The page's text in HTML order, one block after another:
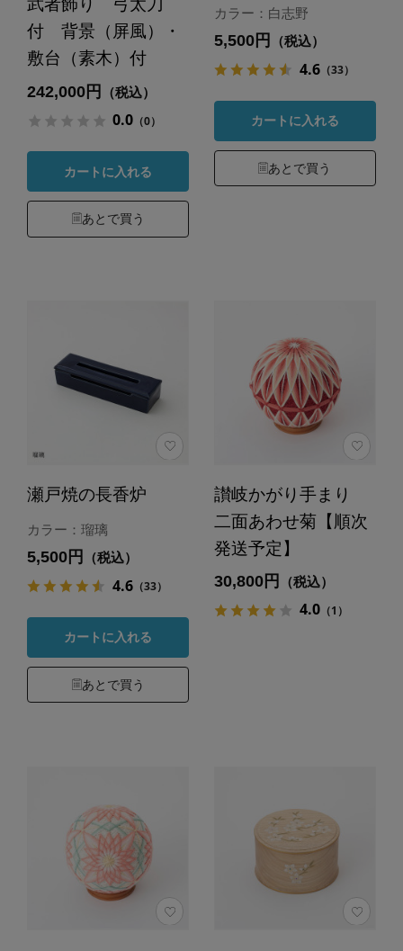
武者飾り 弓太刀
付 背景（屏風）・
敷台（素木）付
242,000円 （税込）
0.0（0）
カートに入れる
あとで買う
カラー：白志野
5,500円 （税込）
4.6（33）
カートに入れる
あとで買う
瀬戸焼の長香炉
カラー：瑠璃
5,500円 （税込）
4.6（33）
カートに入れる
あとで買う
讃岐かがり手まり
二面あわせ菊【順次
発送予定】
30,800円 （税込）
4.0（1）